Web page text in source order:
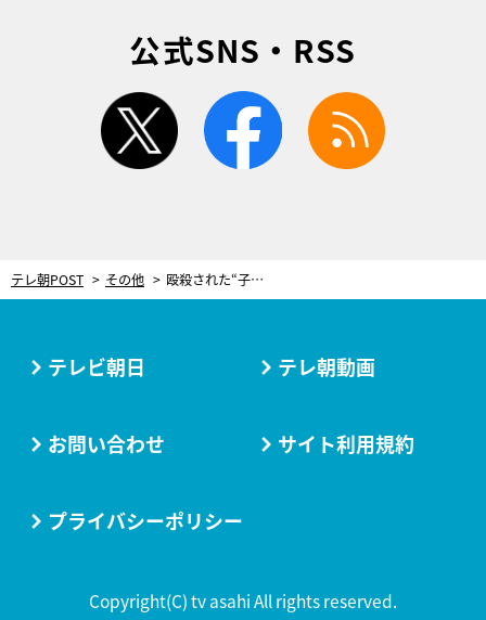
公式SNS・RSS
twitter facebook
テレ朝POST その他 殴殺された“子ども嫌い”の被害者…五月人形から浮かぶ意外な真実【特捜9】
テレビ朝日 テレ朝動画
お問い合わせ サイト利用規約
プライバシーポリシー
Copyright(C) tv asahi All rights reserved.